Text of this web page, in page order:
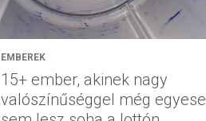
EMBEREK
15+ ember, akinek nagy
valószínűséggel még egyese